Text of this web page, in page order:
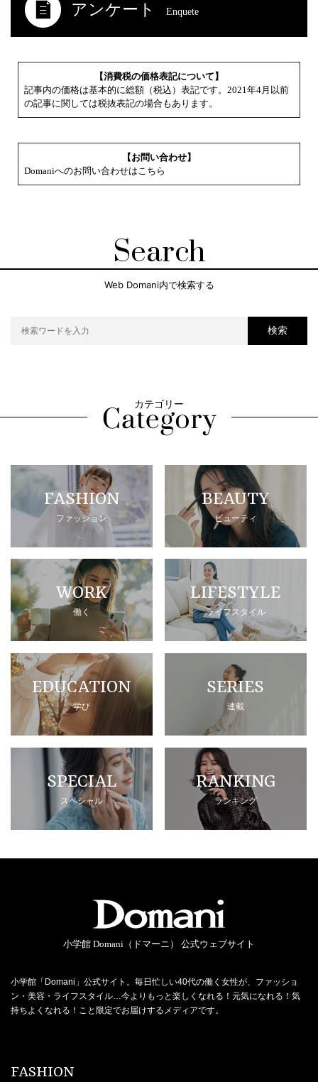
アンケート Enquete
【消費税の価格表記について】
記事内の価格は基本的に総額（税込）表記です。2021年4月以前
の記事に関しては税抜表記の場合もあります。
【お問い合わせ】
Domaniへのお問い合わせはこちら
Search
Web Domani内で検索する
検索
カテゴリー
FASHION
ファッション
BEAUTY
ビューティ
WORK
働く
LIFESTYLE
ライフスタイル
EDUCATION
学び
SERIES
連載
SPECIAL
スペシャル
RANKING
ランキング
小学館 Domani（ドマーニ） 公式ウェブサイト
小学館「Domani」公式サイト。毎日忙しい40代の働く女性が、ファッショ
ン・美容・ライフスタイル…今よりもっと楽しくなれる！元気になれる！気
持ちよくなれる！こと限定でお届けするメディアです。
FASHION